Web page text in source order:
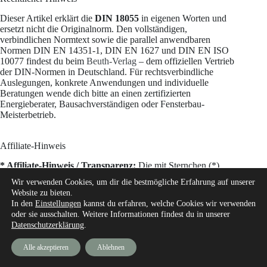
Dieser Artikel erklärt die DIN 18055 in eigenen Worten und
ersetzt nicht die Originalnorm. Den vollständigen,
verbindlichen Normtext sowie die parallel anwendbaren
Normen DIN EN 14351-1, DIN EN 1627 und DIN EN ISO
10077 findest du beim Beuth-Verlag – dem offiziellen Vertrieb
der DIN-Normen in Deutschland. Für rechtsverbindliche
Auslegungen, konkrete Anwendungen und individuelle
Beratungen wende dich bitte an einen zertifizierten
Energieberater, Bausachverständigen oder Fensterbau-
Meisterbetrieb.
Affiliate-Hinweis
* Affiliate-Hinweis / Transparenz: Die mit Sternchen (*)
Amazon und OBI. Wenn du über einen solchen Link
einkaufst, erhalte ich als Partner der jeweiligen Plattform eine
kleine Provision vom Anbieter. Für dich entstehen dabeikeine
Mehrkosten– der Kaufpreis bleibt identisch. Damit
unterstützt du meine Arbeit auf Bau mal Schlau und
ermöglichst es mir, weiterhin kostenlose Ratgeber und
Fachartikel zu erstellen. Vielen Dank!
Wir verwenden Cookies, um dir die bestmögliche Erfahrung auf unserer
Website zu bieten.
In den Einstellungen kannst du erfahren, welche Cookies wir verwenden
oder sie ausschalten. Weitere Informationen findest du in unserer
Datenschutzerklärung.
Alle akzeptieren Ablehnen